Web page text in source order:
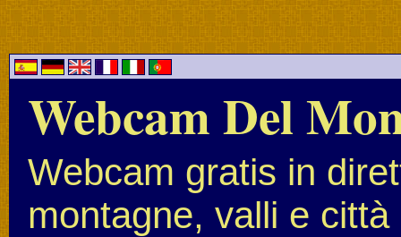
Webcam Del
Webcam gratis in
montagne, valli e città